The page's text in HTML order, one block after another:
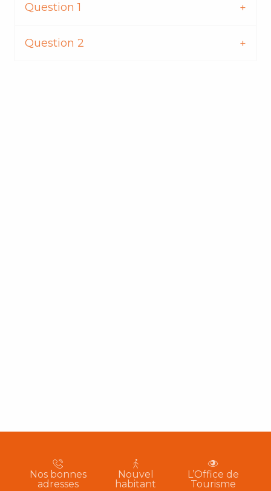
Question 1
Question 2
Nos bonnes
adresses
Nouvel
habitant
L’Office de
Tourisme